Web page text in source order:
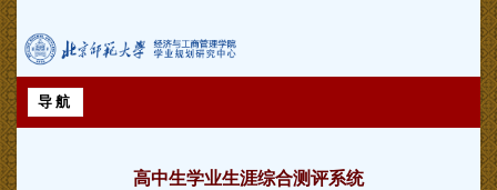
导航
高中生学业生涯综合测评系统